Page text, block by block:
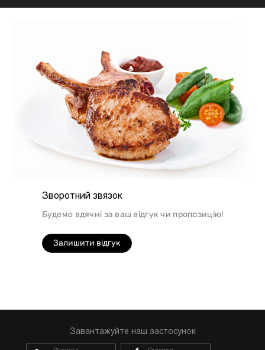
підійде для людей, які сидять на дієті.
Зворотний звязок
Будемо вдячні за ваш відгук чи пропозицію!
Залишити відгук
Завантажуйте наш застосунок